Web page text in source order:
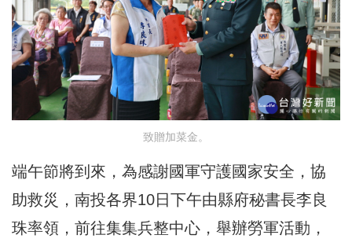
致贈加菜金。
端午節將到來，為感謝國軍守護國家安全，協
助救災，南投各界10日下午由縣府秘書長李良
珠率領，前往集集兵整中心，舉辦勞軍活動，